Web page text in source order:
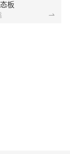
板